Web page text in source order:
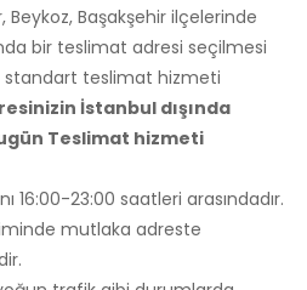
Beykoz, Başakşehir ilçelerinde
bir teslimat adresi seçilmesi
standart teslimat hizmeti
İstanbul dışında
Teslimat hizmeti
16:00-23:00 saatleri arasındadır.
mutlaka adreste